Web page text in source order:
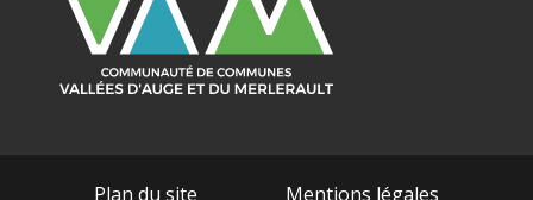
Plan du site Mentions légales